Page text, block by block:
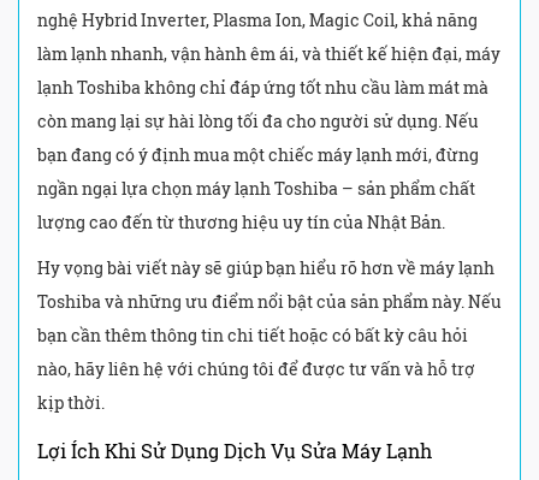
nghệ Hybrid Inverter, Plasma Ion, Magic Coil, khả năng
làm lạnh nhanh, vận hành êm ái, và thiết kế hiện đại, máy
lạnh Toshiba không chỉ đáp ứng tốt nhu cầu làm mát mà
còn mang lại sự hài lòng tối đa cho người sử dụng. Nếu
bạn đang có ý định mua một chiếc máy lạnh mới, đừng
ngần ngại lựa chọn máy lạnh Toshiba – sản phẩm chất
lượng cao đến từ thương hiệu uy tín của Nhật Bản.
Hy vọng bài viết này sẽ giúp bạn hiểu rõ hơn về máy lạnh
Toshiba và những ưu điểm nổi bật của sản phẩm này. Nếu
bạn cần thêm thông tin chi tiết hoặc có bất kỳ câu hỏi
nào, hãy liên hệ với chúng tôi để được tư vấn và hỗ trợ
kịp thời.
Lợi Ích Khi Sử Dụng Dịch Vụ Sửa Máy Lạnh